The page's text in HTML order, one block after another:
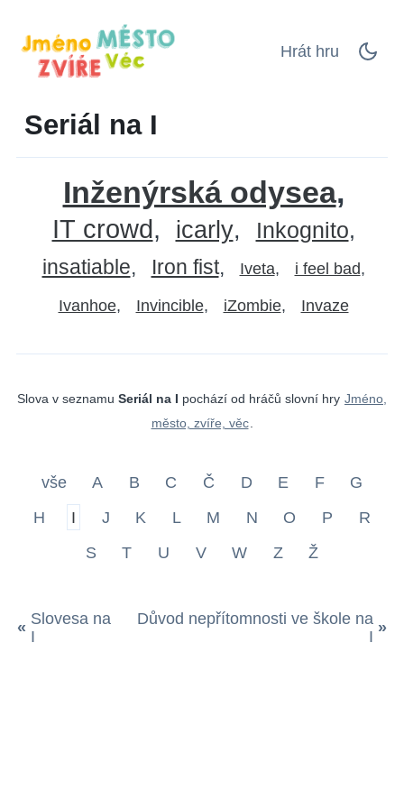
Hrát hru
Seriál na I
Inženýrská odysea
IT crowd icarly Inkognito
insatiable Iron fist Iveta i feel bad
Ivanhoe Invincible iZombie Invaze
Slova v seznamu Seriál na I pochází od hráčů slovní hry Jméno,
město, zvíře, věc
vše A B C Č D E F
G
H
I J K L M N O P
R
S
T U V W Z Ž
« Slovesa na
I
Důvod nepřítomnosti ve škole na
I »